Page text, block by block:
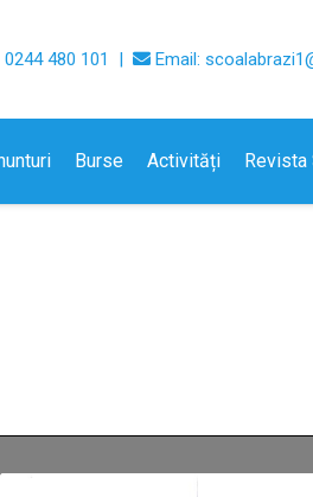
0244 480 101 | Email:
Burse Activități Revista